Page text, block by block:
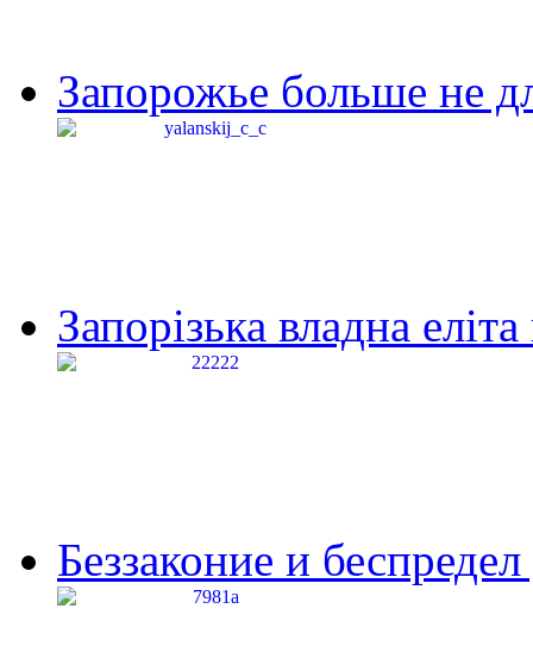
Запорожье больше не
Запорізька владна
Беззаконие и